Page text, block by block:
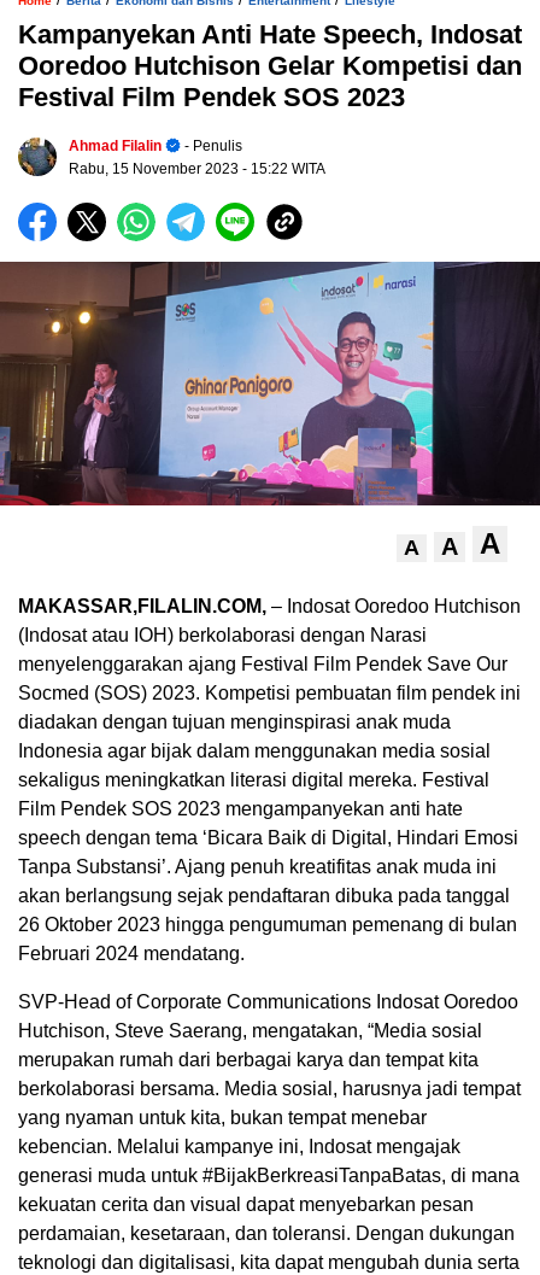
Kampanyekan Anti Hate Speech, Indosat
Ooredoo Hutchison Gelar Kompetisi dan
Festival Film Pendek SOS 2023
Ahmad Filalin
- Penulis
Rabu, 15 November 2023 - 15:22 WITA
A A A
MAKASSAR,FILALIN.COM, – Indosat Ooredoo Hutchison
(Indosat atau IOH) berkolaborasi dengan Narasi
menyelenggarakan ajang Festival Film Pendek Save Our
Socmed (SOS) 2023. Kompetisi pembuatan film pendek ini
diadakan dengan tujuan menginspirasi anak muda
Indonesia agar bijak dalam menggunakan media sosial
sekaligus meningkatkan literasi digital mereka. Festival
Film Pendek SOS 2023 mengampanyekan anti hate
speech dengan tema ‘Bicara Baik di Digital, Hindari Emosi
Tanpa Substansi’. Ajang penuh kreatifitas anak muda ini
akan berlangsung sejak pendaftaran dibuka pada tanggal
26 Oktober 2023 hingga pengumuman pemenang di bulan
Februari 2024 mendatang.
SVP-Head of Corporate Communications Indosat Ooredoo
Hutchison, Steve Saerang, mengatakan, “Media sosial
merupakan rumah dari berbagai karya dan tempat kita
berkolaborasi bersama. Media sosial, harusnya jadi tempat
yang nyaman untuk kita, bukan tempat menebar
kebencian. Melalui kampanye ini, Indosat mengajak
generasi muda untuk #BijakBerkreasiTanpaBatas, di mana
kekuatan cerita dan visual dapat menyebarkan pesan
perdamaian, kesetaraan, dan toleransi. Dengan dukungan
teknologi dan digitalisasi, kita dapat mengubah dunia serta